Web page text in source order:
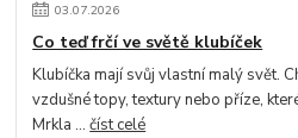
03.07.2026
Co teď frčí ve světě klubíček
Klubíčka mají svůj vlastní malý svět.
vzdušné topy, textury nebo příze,
Mrkla ...číst celé